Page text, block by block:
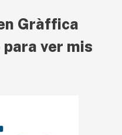
Gràffica
ver mis